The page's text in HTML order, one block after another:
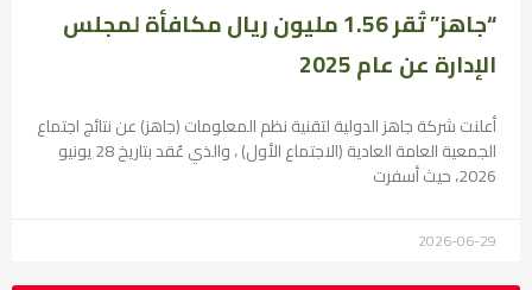
“جاهز” تُقر 1.56 مليون ريال مكافأة لمجلس
الإدارة عن عام 2025
أعلنت شركة جاهز الدولية لتقنية نظم المعلومات (جاهز) عن نتائج اجتماع
الجمعية العامة العادية (الاجتماع الأول) ، والذي عُقد بتاريخ 28 يونيو
2026، حيث أسفرت
2026-06-29